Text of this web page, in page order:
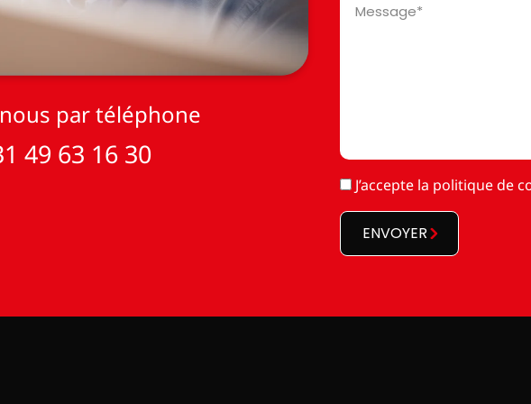
par téléphone
49 63 16 30
RGPD
J’accepte la politique de
ENVOYER